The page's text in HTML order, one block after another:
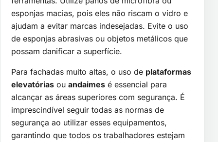
esponjas macias, pois eles não riscam o vidro e
ajudam a evitar marcas indesejadas. Evite o uso
de esponjas abrasivas ou objetos metálicos que
possam danificar a superfície.
Para fachadas muito altas, o uso de plataformas
elevatórias ou andaimes é essencial para
alcançar as áreas superiores com segurança. É
imprescindível seguir todas as normas de
segurança ao utilizar esses equipamentos,
garantindo que todos os trabalhadores estejam